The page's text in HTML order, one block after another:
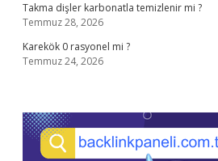
Takma dişler karbonatla temizlenir mi ?
Temmuz 28, 2026
Karekök 0 rasyonel mi ?
Temmuz 24, 2026